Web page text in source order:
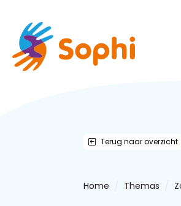
Terug naar overzicht
Home Themas